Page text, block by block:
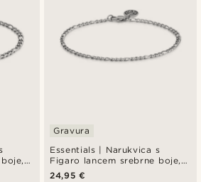
4
Essentials | Narukvica s
Figaro lancem srebrne boje, 2
mm
Gravura
24,95 €